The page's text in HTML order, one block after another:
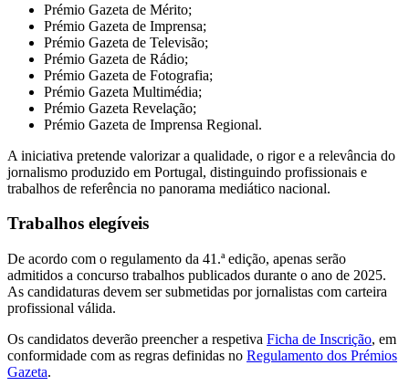
Prémio Gazeta de Mérito;
Prémio Gazeta de Imprensa;
Prémio Gazeta de Televisão;
Prémio Gazeta de Rádio;
Prémio Gazeta de Fotografia;
Prémio Gazeta Multimédia;
Prémio Gazeta Revelação;
Prémio Gazeta de Imprensa Regional.
A iniciativa pretende valorizar a qualidade, o rigor e a relevância do
jornalismo produzido em Portugal, distinguindo profissionais e
trabalhos de referência no panorama mediático nacional.
Trabalhos elegíveis
De acordo com o regulamento da 41.ª edição, apenas serão
admitidos a concurso trabalhos publicados durante o ano de 2025.
As candidaturas devem ser submetidas por jornalistas com carteira
profissional válida.
Os candidatos deverão preencher a respetiva Ficha de Inscrição, em
conformidade com as regras definidas no Regulamento dos Prémios
Gazeta.